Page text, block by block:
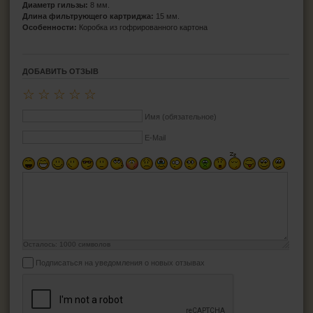
Диаметр гильзы: 8 мм.
Длина фильтрующего картриджа: 15 мм.
Особенности: Коробка из гофрированного картона
ДОБАВИТЬ ОТЗЫВ
☆
☆
☆
☆
☆
Имя (обязательное)
E-Mail
Осталось: 1000 символов
Подписаться на уведомления о новых отзывах